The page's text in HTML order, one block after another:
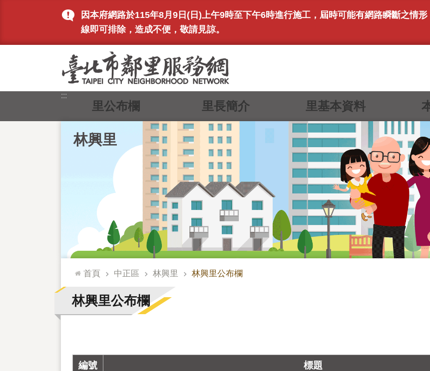
跳到主要內容區塊
因本府網路於115年8月9日(日)上午9時至下午6時進行施工，屆時可能有網路瞬斷之情
線即可排除，造成不便，敬請見諒。
:::
林興里
里公布欄 里長簡介 里基本資料
::: 首頁 中正區 林興里 林興里公布欄
林興里公布欄
編號 標題